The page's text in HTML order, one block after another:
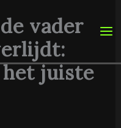
vader
juiste